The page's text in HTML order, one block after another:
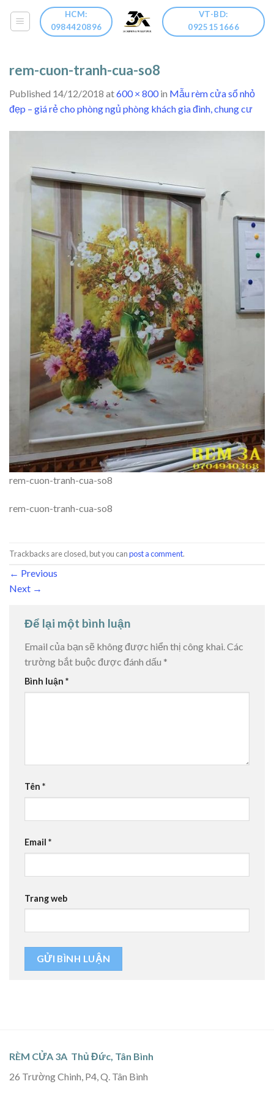
HCM:
0984420896
VT-BD:
0925151666
rem-cuon-tranh-cua-so8
Published 14/12/2018 at600 × 800in Mẫu rèm cửa sổ nhỏ
đẹp – giá rẻ cho phòng ngủ phòng khách gia đình, chung cư
rem-cuon-tranh-cua-so8
rem-cuon-tranh-cua-so8
Trackbacks are closed, but you canpost a comment.
← Previous
Next →
Để lại một bình luận
Email của bạn sẽ không được hiển thị công khai.Các
trường bắt buộc được đánh dấu *
Bình luận *
Tên *
Email *
Trang web
RÈM CỬA 3A Thủ Đức, Tân Bình
26 Trường Chinh, P4, Q. Tân Bình